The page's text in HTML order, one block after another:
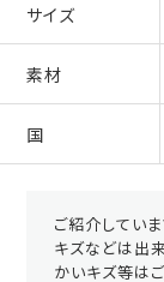
サイズ
素材
国
ご紹介してい
キズなどは出
かいキズ等は